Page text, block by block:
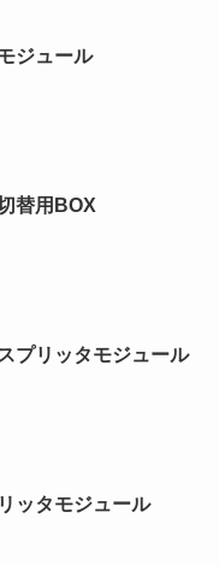
ジュール
替用BOX
プリッタモジュール
ッタモジュール